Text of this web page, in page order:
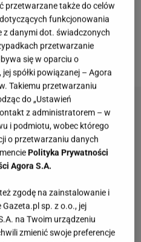
i smakowymi
i warto włączyć je do
kiełki rzodkiewki
Sprawdzamy.
przetwarzane także do celów
funkcjonowania
z danymi dot. świadczonych
przetwarzanie
się w oparciu o
spółki powiązanej – Agora
Takiemu przetwarzaniu
do „Ustawień
z administratorem – w
i podmiotu, wobec którego
o przetwarzaniu danych
Polityka Prywatności
Agora S.A.
zgodę na zainstalowanie i
sp. z o.o., jej
na Twoim urządzeniu
zmienić swoje preferencje